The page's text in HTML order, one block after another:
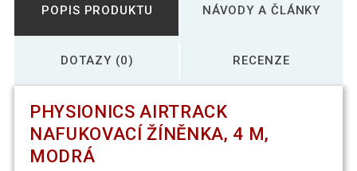
POPIS PRODUKTU NÁVODY A ČLÁNKY
DOTAZY (0) RECENZE
PHYSIONICS AIRTRACK
NAFUKOVACÍ ŽÍNĚNKA, 4 M,
MODRÁ